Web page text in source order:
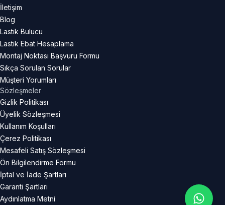
İletişim
Blog
Lastik Bulucu
Lastik Ebat Hesaplama
Montaj Noktası Başvuru Formu
Sıkça Sorulan Sorular
Müşteri Yorumları
Sözleşmeler
Gizlik Politikası
Üyelik Sözleşmesi
Kullanım Koşulları
Çerez Politikası
Mesafeli Satış Sözleşmesi
Ön Bilgilendirme Formu
İptal ve İade Şartları
Garanti Şartları
Aydınlatma Metni